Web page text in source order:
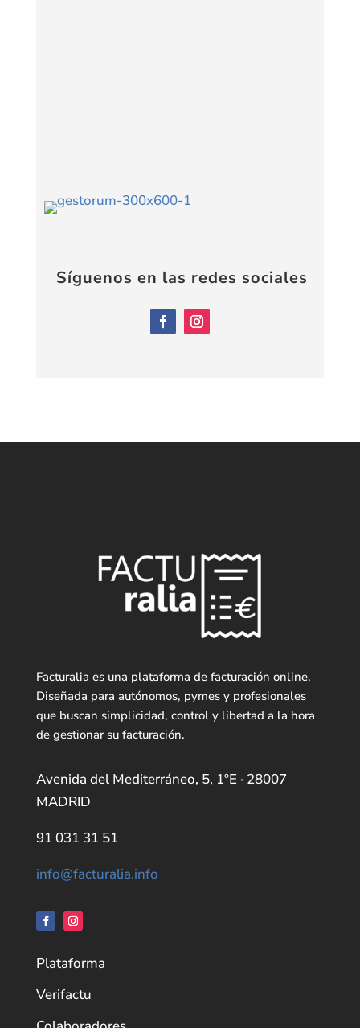
Síguenos en las redes sociales
Facturalia es una plataforma de facturación online.
Diseñada para autónomos, pymes y profesionales
que buscan simplicidad, control y libertad a la hora
de gestionar su facturación.
Avenida del Mediterráneo, 5, 1ºE · 28007
MADRID
91 031 31 51
info@facturalia.info
Plataforma
Verifactu